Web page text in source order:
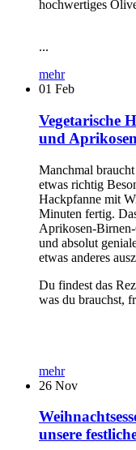
hochwertiges
...
mehr
01 Feb
Vegetarische
und
Manchmal
etwas richtig
Hackpfanne mit
Minuten fertig.
Aprikosen-
und absolut
etwas anderes
Du findest das
was du brauchst,
mehr
26 Nov
unsere